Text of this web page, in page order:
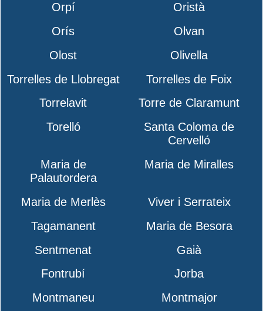
Orpí
Oristà
Orís
Olvan
Olost
Olivella
Torrelles de Llobregat
Torrelles de Foix
Torrelavit
Torre de Claramunt
Torelló
Santa Coloma de
Cervelló
Maria de
Palautordera
Maria de Miralles
Maria de Merlès
Viver i Serrateix
Tagamanent
Maria de Besora
Sentmenat
Gaià
Fontrubí
Jorba
Montmaneu
Montmajor